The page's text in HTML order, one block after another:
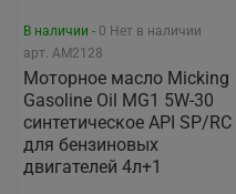
В наличии - 0 Нет в наличии
арт. AM2128
Моторное масло Micking
Gasoline Oil MG1 5W-30
синтетическое API SP/RC
для бензиновых
двигателей 4л+1